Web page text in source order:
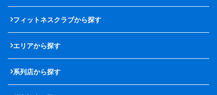
フィットネスクラブから探す
エリアから探す
系列店から探す